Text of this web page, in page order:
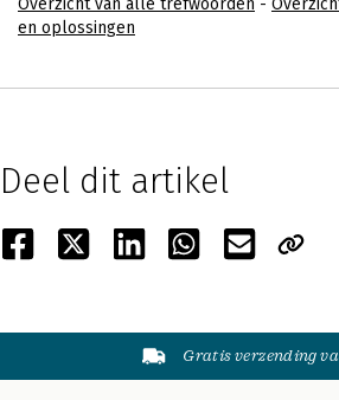
Overzicht van alle trefwoorden -
en oplossingen
Deel dit artikel
Gratis verzending